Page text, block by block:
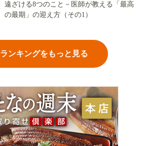
遠ざける8つのこと－医師が教える「最高
の最期」の迎え方（その1）
ランキングをもっと見る